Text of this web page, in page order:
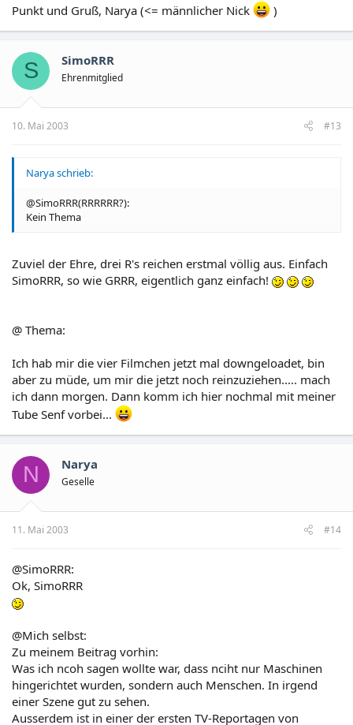
Punkt und Gruß, Narya (<= männlicher Nick )
S SimoRRR
Ehrenmitglied
10. Mai 2003 #13
Narya schrieb:
@SimoRRR(RRRRRR?):
Kein Thema
Zuviel der Ehre, drei R's reichen erstmal völlig aus. Einfach
SimoRRR, so wie GRRR, eigentlich ganz einfach!
@ Thema:
Ich hab mir die vier Filmchen jetzt mal downgeloadet, bin
aber zu müde, um mir die jetzt noch reinzuziehen..... mach
ich dann morgen. Dann komm ich hier nochmal mit meiner
Tube Senf vorbei...
N Narya
Geselle
11. Mai 2003 #14
@SimoRRR:
Ok, SimoRRR
@Mich selbst:
Zu meinem Beitrag vorhin:
Was ich ncoh sagen wollte war, dass nciht nur Maschinen
hingerichtet wurden, sondern auch Menschen. In irgend
einer Szene gut zu sehen.
Ausserdem ist in einer der ersten TV-Reportagen von